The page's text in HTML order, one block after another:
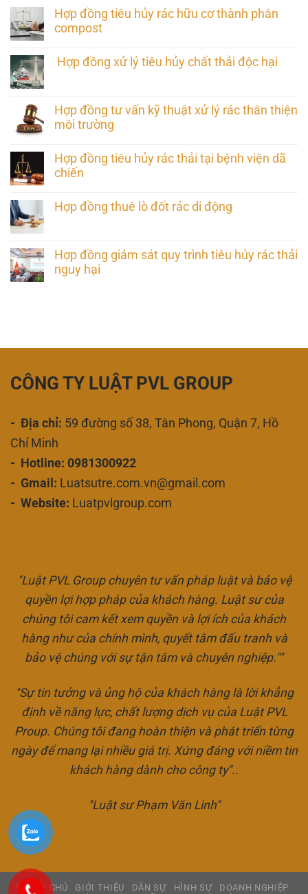
Hợp đồng tiêu hủy rác hữu cơ thành phân
compost
Hợp đồng xử lý tiêu hủy chất thải độc hại
Hợp đồng tư vấn kỹ thuật xử lý rác thân thiện
môi trường
Hợp đồng tiêu hủy rác thải tại bệnh viện dã
chiến
Hợp đồng thuê lò đốt rác di động
Hợp đồng giám sát quy trình tiêu hủy rác thải
nguy hại
CÔNG TY LUẬT PVL GROUP
- Địa chỉ: 59 đường số 38, Tân Phong, Quận 7, Hồ
Chí Minh
- Hotline: 0981300922
- Gmail: Luatsutre.com.vn@gmail.com
- Website: Luatpvlgroup.com
"Luật PVL Group chuyên tư vấn pháp luật và bảo vệ
quyền lợi hợp pháp của khách hàng. Luật sư của
chúng tôi cam kết xem quyền và lợi ích của khách
hàng như của chính mình, quyết tâm đấu tranh và
bảo vệ chúng với sự tận tâm và chuyên nghiệp.""
"Sự tin tưởng và ủng hộ của khách hàng là lời khẳng
định về năng lực, chất lượng dịch vụ của Luật PVL
Proup. Chúng tôi đang hoàn thiện và phát triển từng
ngày để mang lại nhiều giá trị. Xứng đáng với niềm tin
khách hàng dành cho công ty"..
"Luật sư Phạm Văn Linh"
TRANG CHỦ GIỚI THIỆU DÂN SỰ HÌNH SỰ
DOANH NGHIỆP